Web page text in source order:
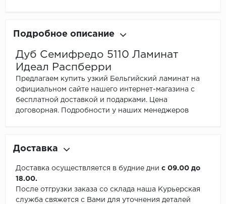
Подробное описание
Дуб Семифредо 5110 Ламинат
Идеал Распберри
Предлагаем купить узкий Бельгийский ламинат на
официальном сайте нашего интернет-магазина с
бесплатной доставкой и подарками. Цена
договорная. Подробности у наших менеджеров
Доставка
Доставка осуществляется в будние дни с 09.00 до
18.00.
После отгрузки заказа со склада наша Курьерская
служба свяжется с Вами для уточнения деталей